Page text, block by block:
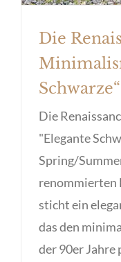
Die
Die
"Elegante
Spring/
renommierten
sticht ein
das den
der 90er